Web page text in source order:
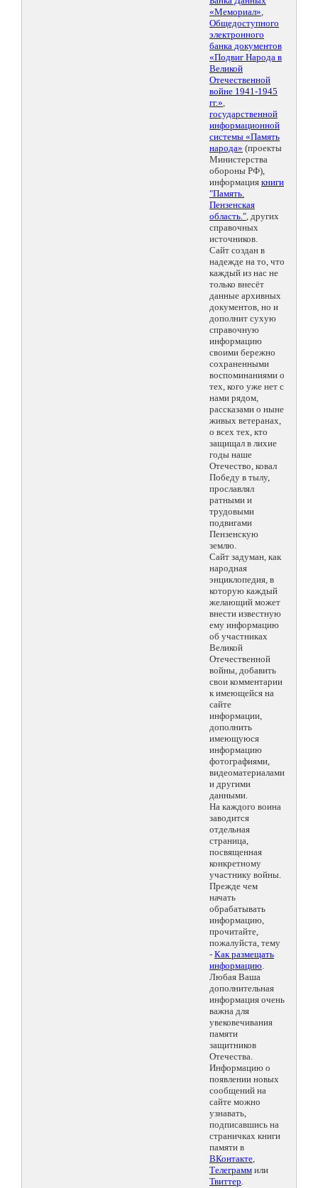
«Мемориал»,
Общедоступного
электронного
банка документов
«Подвиг Народа в
Великой
Отечественной
войне 1941-1945
гг.»,
государственной
информационной
системы «Память
народа» (проекты
Министерства
обороны РФ),
информация книги
"Память.
Пензенская
область.", других
справочных
источников.
Сайт создан в
надежде на то, что
каждый из нас не
только внесёт
данные архивных
документов, но и
дополнит сухую
справочную
информацию
своими бережно
сохраненными
воспоминаниями о
тех, кого уже нет с
нами рядом,
рассказами о ныне
живых ветеранах,
о всех тех, кто
защищал в лихие
годы наше
Отечество, ковал
Победу в тылу,
прославлял
ратными и
трудовыми
подвигами
Пензенскую
землю.
Сайт задуман, как
народная
энциклопедия, в
которую каждый
желающий может
внести известную
ему информацию
об участниках
Великой
Отечественной
войны, добавить
свои комментарии
к имеющейся на
сайте
информации,
дополнить
имеющуюся
информацию
фотографиями,
видеоматериалами
и другими
данными.
На каждого воина
заводится
отдельная
страница,
посвященная
конкретному
участнику войны.
Прежде чем
начать
обрабатывать
информацию,
прочитайте,
пожалуйста, тему
- Как размещать
информацию.
Любая Ваша
дополнительная
информация очень
важна для
увековечивания
памяти
защитников
Отечества.
Информацию о
появлении новых
сообщений на
сайте можно
узнавать,
подписавшись на
страничках книги
памяти в
ВКонтакте,
Телеграмм или
Твиттер.